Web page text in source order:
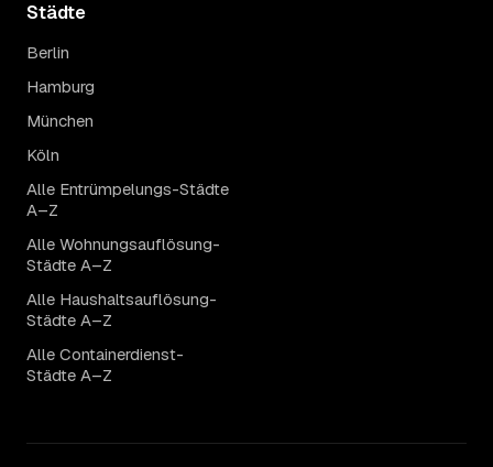
Städte
Berlin
Hamburg
München
Köln
Alle Entrümpelungs-Städte
A–Z
Alle Wohnungsauflösung-
Städte A–Z
Alle Haushaltsauflösung-
Städte A–Z
Alle Containerdienst-
Städte A–Z